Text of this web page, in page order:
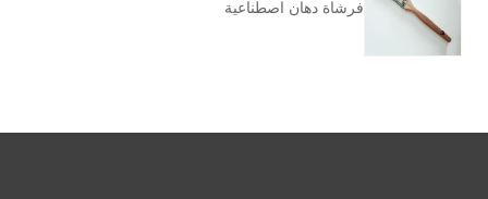
فرشاة دهان اصطناعية